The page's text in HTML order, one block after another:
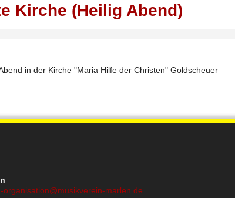
Kirche (Heilig Abend)
in der Kirche "Maria Hilfe der Christen" Goldscheuer
organisation@musikverein-marlen.de